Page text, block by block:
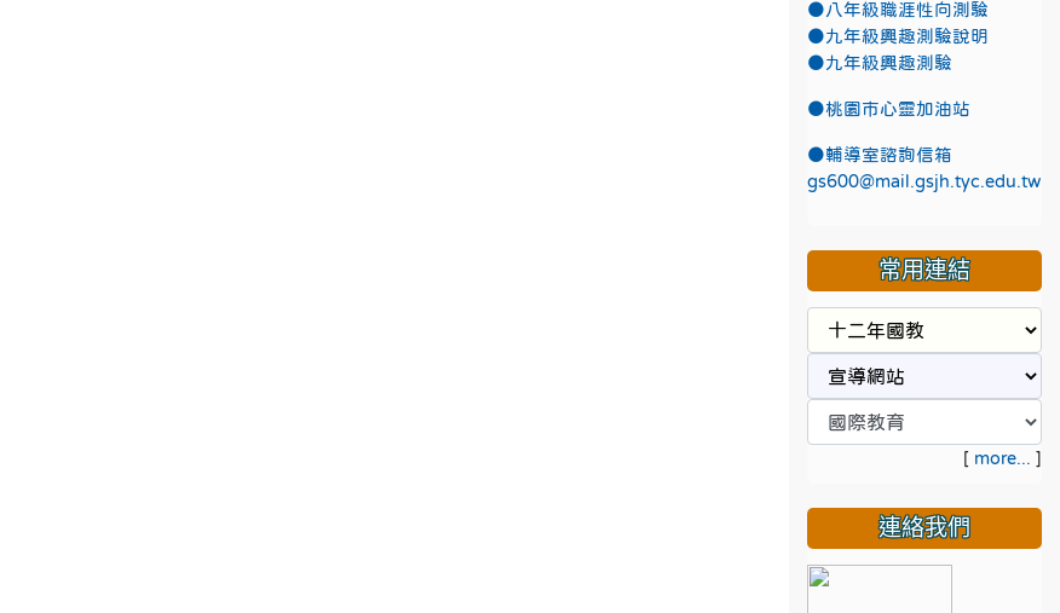
●八年級職涯性向測驗
●九年級興趣測驗說明
●九年級興趣測驗
●桃園市心靈加油站
●輔導室諮詢信箱
gs600@mail.gsjh.tyc.edu.tw
常用連結
[ more... ]
連絡我們